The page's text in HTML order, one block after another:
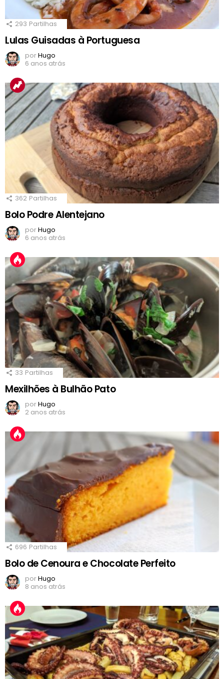
293 Partilhas
Lulas Guisadas à Portuguesa
porHugo
6 anos atrás
362 Partilhas
Bolo Podre Alentejano
porHugo
6 anos atrás
33 Partilhas
Mexilhões à Bulhão Pato
porHugo
2 anos atrás
696 Partilhas
Bolo de Cenoura e Chocolate Perfeito
porHugo
8 anos atrás